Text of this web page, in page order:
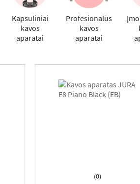
Kapsuliniai
kavos
aparatai
Profesionalūs
kavos
aparatai
(0)